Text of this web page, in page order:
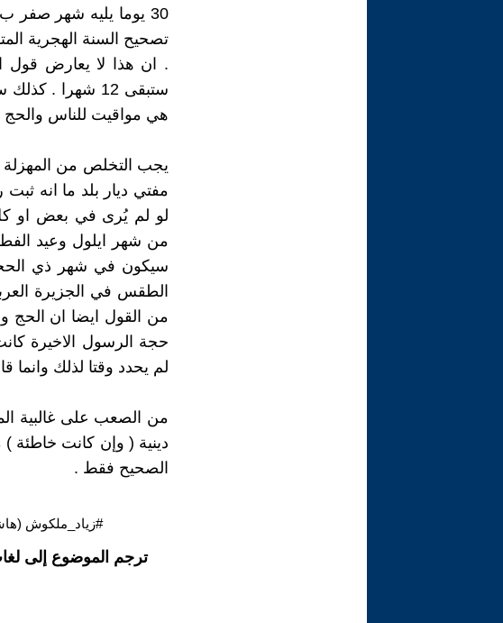
. ان هذا لا يعارض قول
ستبقى 12 شهرا .
هي مواقيت للناس والحج
يجب التخلص من المهزلة
مفتي ديار بلد ما انه
لو لم يُرى في بعض او
سيكون في شهر ذي
الطقس في الجزيرة
من القول ايضا ان الحج
حجة الرسول الاخيرة
لم يحدد وقتا لذلك
من الصعب على غالبية
دينية ( وإن كانت خاطئة
الصحيح فقط .
#زياد_ملكوش
ترجم الموضوع إلى